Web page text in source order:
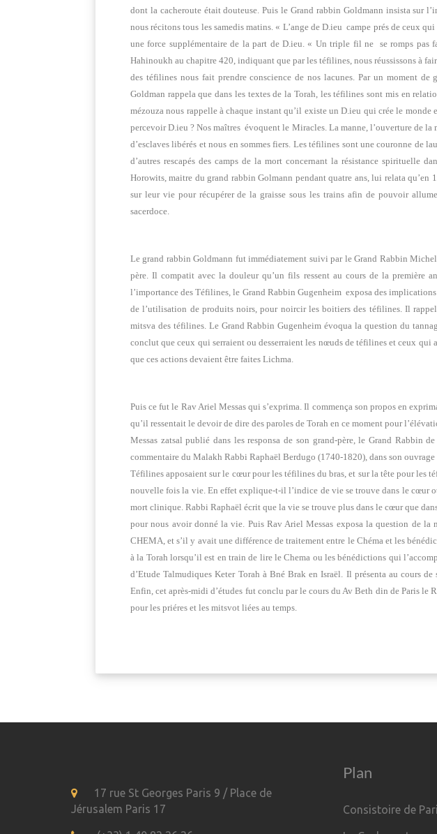
dont la cacheroute était douteuse. Puis le Grand rabbin Goldmann insista sur
nous récitons tous les samedis matins. « L’ange de D.ieu campe prés de ceux
une force supplémentaire de la part de D.ieu. « Un triple fil ne se romps
Hahinoukh au chapitre 420, indiquant que par les téfilines, nous réussissons à
des téfilines nous fait prendre conscience de nos lacunes. Par un moment
Goldman rappela que dans les textes de la Torah, les téfilines sont mis en
mézouza nous rappelle à chaque instant qu’il existe un D.ieu qui crée le
percevoir D.ieu ? Nos maîtres évoquent le Miracles. La manne, l’ouverture de
d’esclaves libérés et nous en sommes fiers. Les téfilines sont une couronne de
d’autres rescapés des camps de la mort concernant la résistance spirituelle
Horowits, maitre du grand rabbin Golmann pendant quatre ans, lui relata
sur leur vie pour récupérer de la graisse sous les trains afin de pouvoir
sacerdoce.
Le grand rabbin Goldmann fut immédiatement suivi par le Grand Rabbin
père. Il compatit avec la douleur qu’un fils ressent au cours de la première
l’importance des Téfilines, le Grand Rabbin Gugenheim exposa des
de l’utilisation de produits noirs, pour noircir les boitiers des téfilines. Il
mitsva des téfilines. Le Grand Rabbin Gugenheim évoqua la question du
conclut que ceux qui serraient ou desserraient les nœuds de téfilines et ceux
que ces actions devaient être faites Lichma.
Puis ce fut le Rav Ariel Messas qui s’exprima. Il commença son propos en
qu’il ressentait le devoir de dire des paroles de Torah en ce moment pour
Messas zatsal publié dans les responsa de son grand-père, le Grand Rabbin
commentaire du Malakh Rabbi Raphaël Berdugo (1740-1820), dans son
Téfilines apposaient sur le cœur pour les téfilines du bras, et sur la tête pour les
nouvelle fois la vie. En effet explique-t-il l’indice de vie se trouve dans le cœur
mort clinique. Rabbi Raphaël écrit que la vie se trouve plus dans le cœur que
pour nous avoir donné la vie. Puis Rav Ariel Messas exposa la question de
CHEMA, et s’il y avait une différence de traitement entre le Chéma et les
à la Torah lorsqu’il est en train de lire le Chema ou les bénédictions qui
d’Etude Talmudiques Keter Torah à Bné Brak en Israël. Il présenta au cours
Enfin, cet après-midi d’études fut conclu par le cours du Av Beth din de Paris
pour les priéres et les mitsvot liées au temps.
17 rue St Georges Paris 9 / Place de
Jérusalem Paris 17
Plan
Consistoire de